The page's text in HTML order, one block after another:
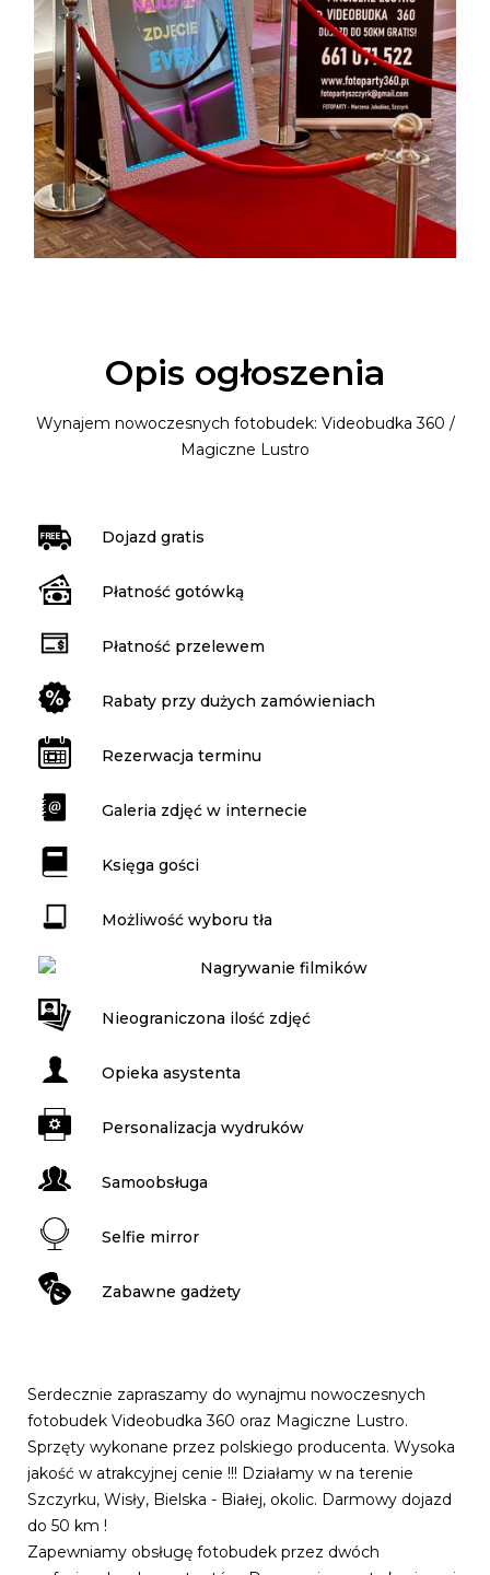
Opis ogłoszenia
Wynajem nowoczesnych fotobudek: Videobudka 360 /
Magiczne Lustro
Dojazd gratis
Płatność gotówką
Płatność przelewem
Rabaty przy dużych zamówieniach
Rezerwacja terminu
Galeria zdjęć w internecie
Księga gości
Możliwość wyboru tła
Nagrywanie filmików
Nieograniczona ilość zdjęć
Opieka asystenta
Personalizacja wydruków
Samoobsługa
Selfie mirror
Zabawne gadżety
Serdecznie zapraszamy do wynajmu nowoczesnych
fotobudek Videobudka 360 oraz Magiczne Lustro.
Sprzęty wykonane przez polskiego producenta. Wysoka
jakość w atrakcyjnej cenie !!! Działamy w na terenie
Szczyrku, Wisły, Bielska - Białej, okolic. Darmowy dojazd
do 50 km !
Zapewniamy obsługę fotobudek przez dwóch